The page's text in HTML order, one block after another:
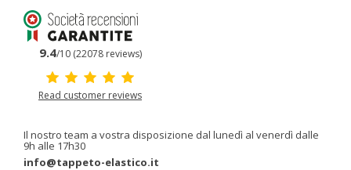
9.4/10 (22078 reviews)
Read customer reviews
Il nostro team a vostra disposizione dal lunedì al venerdì dalle
9h alle 17h30
info@tappeto-elastico.it